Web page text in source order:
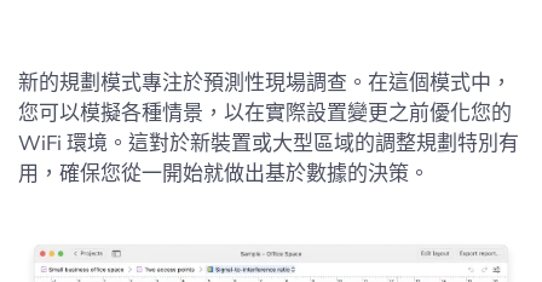
新的規劃模式專注於預測性現場調查。在這個模式中，
您可以模擬各種情景，以在實際設置變更之前優化您的
WiFi 環境。這對於新裝置或大型區域的調整規劃特別有
用，確保您從一開始就做出基於數據的決策。